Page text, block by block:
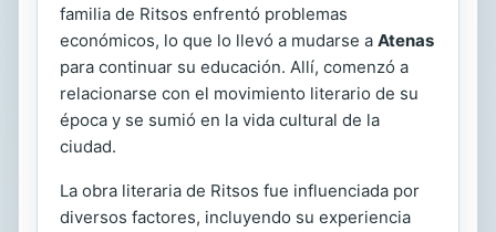
familia de Ritsos enfrentó problemas
económicos, lo que lo llevó a mudarse a Atenas
para continuar su educación. Allí, comenzó a
relacionarse con el movimiento literario de su
época y se sumió en la vida cultural de la
ciudad.
La obra literaria de Ritsos fue influenciada por
diversos factores, incluyendo su experiencia